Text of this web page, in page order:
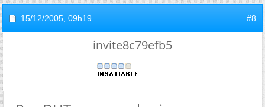
15/12/2005, 09h19 #8
invite8c79efb5